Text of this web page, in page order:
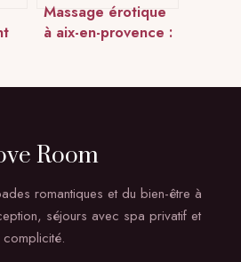
Massage érotique
à aix-en-provence :
Room
romantiques et du bien-être à
séjours avec spa privatif et